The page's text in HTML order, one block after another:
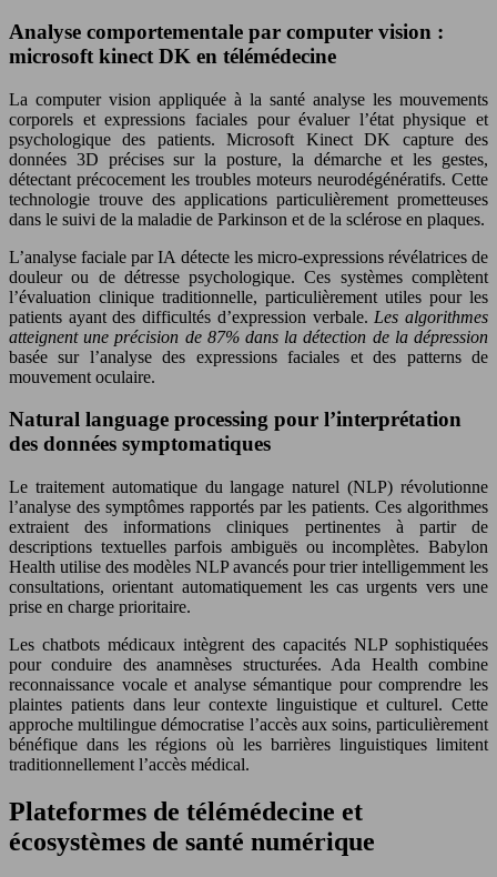
Analyse comportementale par computer vision :
microsoft kinect DK en télémédecine
La computer vision appliquée à la santé analyse les mouvements
corporels et expressions faciales pour évaluer l’état physique et
psychologique des patients. Microsoft Kinect DK capture des
données 3D précises sur la posture, la démarche et les gestes,
détectant précocement les troubles moteurs neurodégénératifs. Cette
technologie trouve des applications particulièrement prometteuses
dans le suivi de la maladie de Parkinson et de la sclérose en plaques.
L’analyse faciale par IA détecte les micro-expressions révélatrices de
douleur ou de détresse psychologique. Ces systèmes complètent
l’évaluation clinique traditionnelle, particulièrement utiles pour les
patients ayant des difficultés d’expression verbale. Les algorithmes
atteignent une précision de 87% dans la détection de la dépression
basée sur l’analyse des expressions faciales et des patterns de
mouvement oculaire.
Natural language processing pour l’interprétation
des données symptomatiques
Le traitement automatique du langage naturel (NLP) révolutionne
l’analyse des symptômes rapportés par les patients. Ces algorithmes
extraient des informations cliniques pertinentes à partir de
descriptions textuelles parfois ambiguës ou incomplètes. Babylon
Health utilise des modèles NLP avancés pour trier intelligemment les
consultations, orientant automatiquement les cas urgents vers une
prise en charge prioritaire.
Les chatbots médicaux intègrent des capacités NLP sophistiquées
pour conduire des anamnèses structurées. Ada Health combine
reconnaissance vocale et analyse sémantique pour comprendre les
plaintes patients dans leur contexte linguistique et culturel. Cette
approche multilingue démocratise l’accès aux soins, particulièrement
bénéfique dans les régions où les barrières linguistiques limitent
traditionnellement l’accès médical.
Plateformes de télémédecine et
écosystèmes de santé numérique